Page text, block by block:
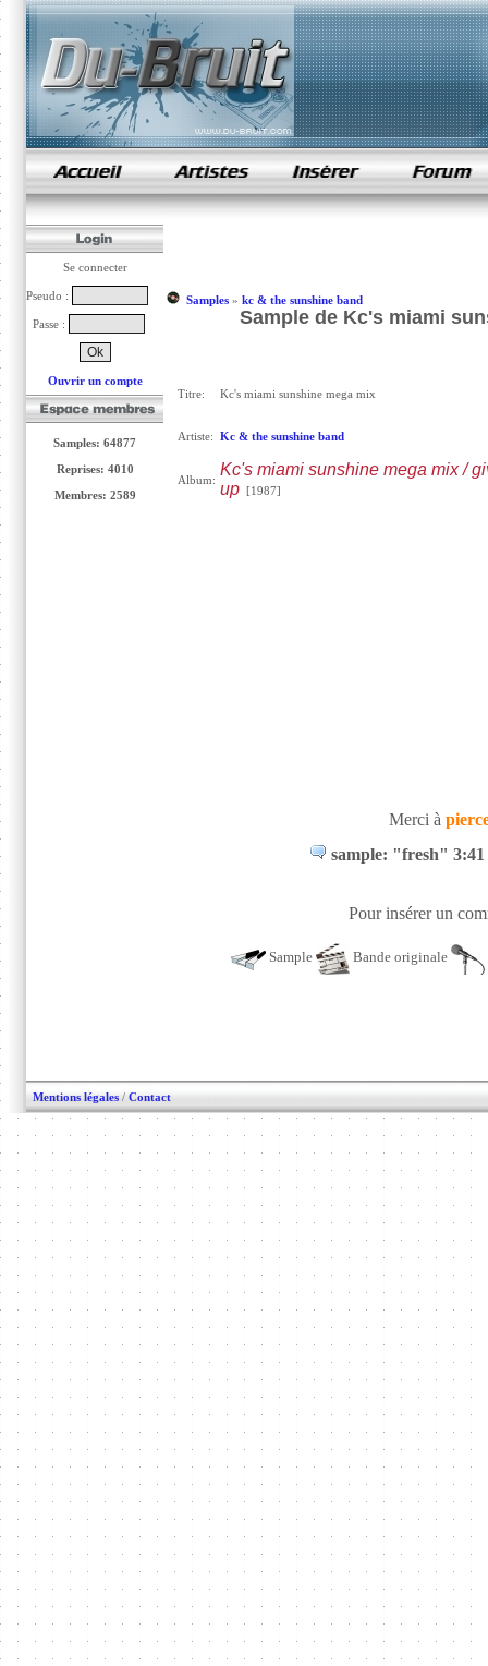
samples de rap
Se connecter
Pseudo :
Passe :
Ouvrir un compte
Samples: 64877
Reprises: 4010
Membres: 2589
Samples» kc & the sunshine band
Sample de Kc's miami
Titre: Kc's miami sunshine mega mix
Artiste: Kc & the sunshine band
Album:
Kc's miami sunshine mega mix /
up[1987]
Merci à
sample: "fresh"
Pour insérer un
Sample Bande originale
Mentions légales / Contact